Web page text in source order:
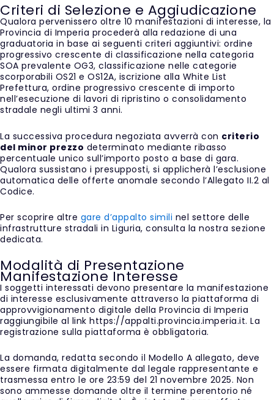
Criteri di Selezione e Aggiudicazione
Qualora pervenissero oltre 10 manifestazioni di interesse, la
Provincia di Imperia procederà alla redazione di una
graduatoria in base ai seguenti criteri aggiuntivi: ordine
progressivo crescente di classificazione nella categoria
SOA prevalente OG3, classificazione nelle categorie
scorporabili OS21 e OS12A, iscrizione alla White List
Prefettura, ordine progressivo crescente di importo
nell’esecuzione di lavori di ripristino o consolidamento
stradale negli ultimi 3 anni.
La successiva procedura negoziata avverrà con criterio
del minor prezzo determinato mediante ribasso
percentuale unico sull’importo posto a base di gara.
Qualora sussistano i presupposti, si applicherà l’esclusione
automatica delle offerte anomale secondo l’Allegato II.2 al
Codice.
Per scoprire altre gare d’appalto simili nel settore delle
infrastrutture stradali in Liguria, consulta la nostra sezione
dedicata.
Modalità di Presentazione
Manifestazione Interesse
I soggetti interessati devono presentare la manifestazione
di interesse esclusivamente attraverso la piattaforma di
approvvigionamento digitale della Provincia di Imperia
raggiungibile al link https://appalti.provincia.imperia.it. La
registrazione sulla piattaforma è obbligatoria.
La domanda, redatta secondo il Modello A allegato, deve
essere firmata digitalmente dal legale rappresentante e
trasmessa entro le ore 23:59 del 21 novembre 2025. Non
sono ammesse domande oltre il termine perentorio né